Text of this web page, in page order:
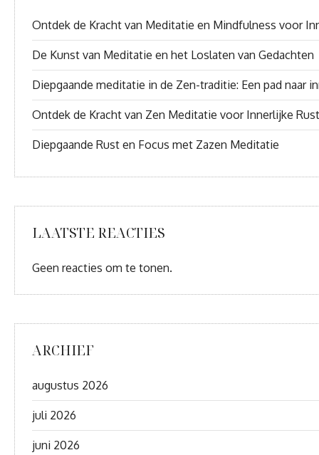
Ontdek de Kracht van Meditatie en Mindfulness voor
De Kunst van Meditatie en het Loslaten van Gedachten
Diepgaande meditatie in de Zen-traditie: Een pad naar
Ontdek de Kracht van Zen Meditatie voor Innerlijke Rust
Diepgaande Rust en Focus met Zazen Meditatie
LAATSTE REACTIES
Geen reacties om te tonen.
ARCHIEF
augustus 2026
juli 2026
juni 2026